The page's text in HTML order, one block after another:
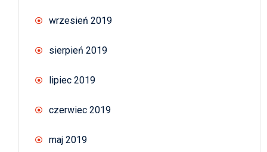
wrzesień 2019
sierpień 2019
lipiec 2019
czerwiec 2019
maj 2019